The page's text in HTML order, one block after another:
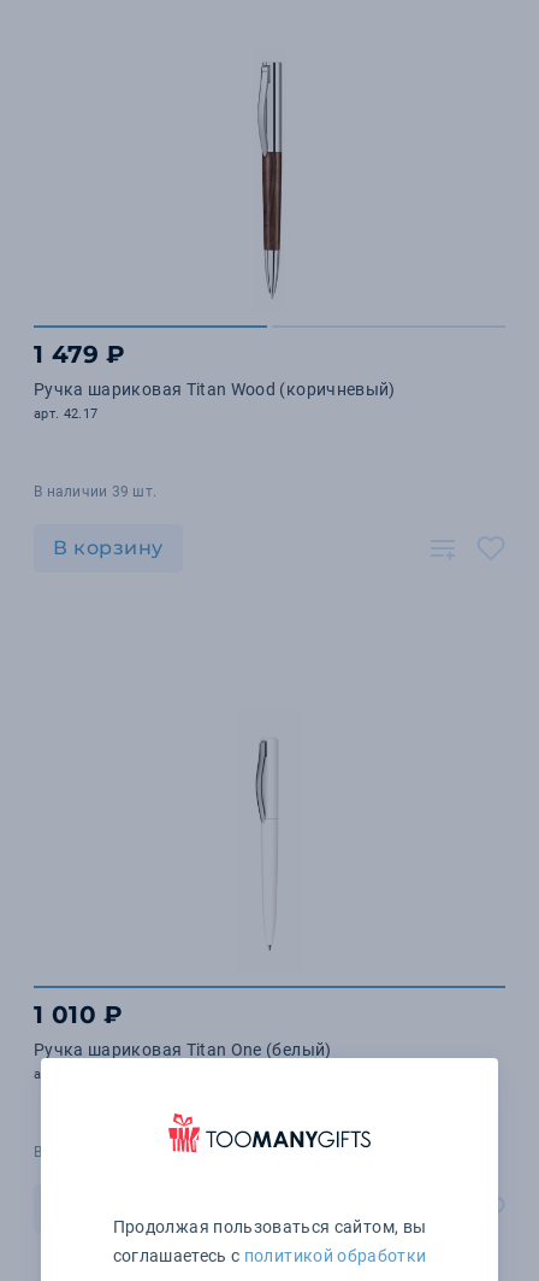
1 479 ₽
Ручка шариковая Titan Wood (коричневый)
арт. 42.17
В наличии 39 шт.
В корзину
1 010 ₽
Ручка шариковая Titan One (белый)
арт. 29.01
В наличии 49 шт.
Продолжая пользоваться сайтом, вы
соглашаетесь с политикой обработки